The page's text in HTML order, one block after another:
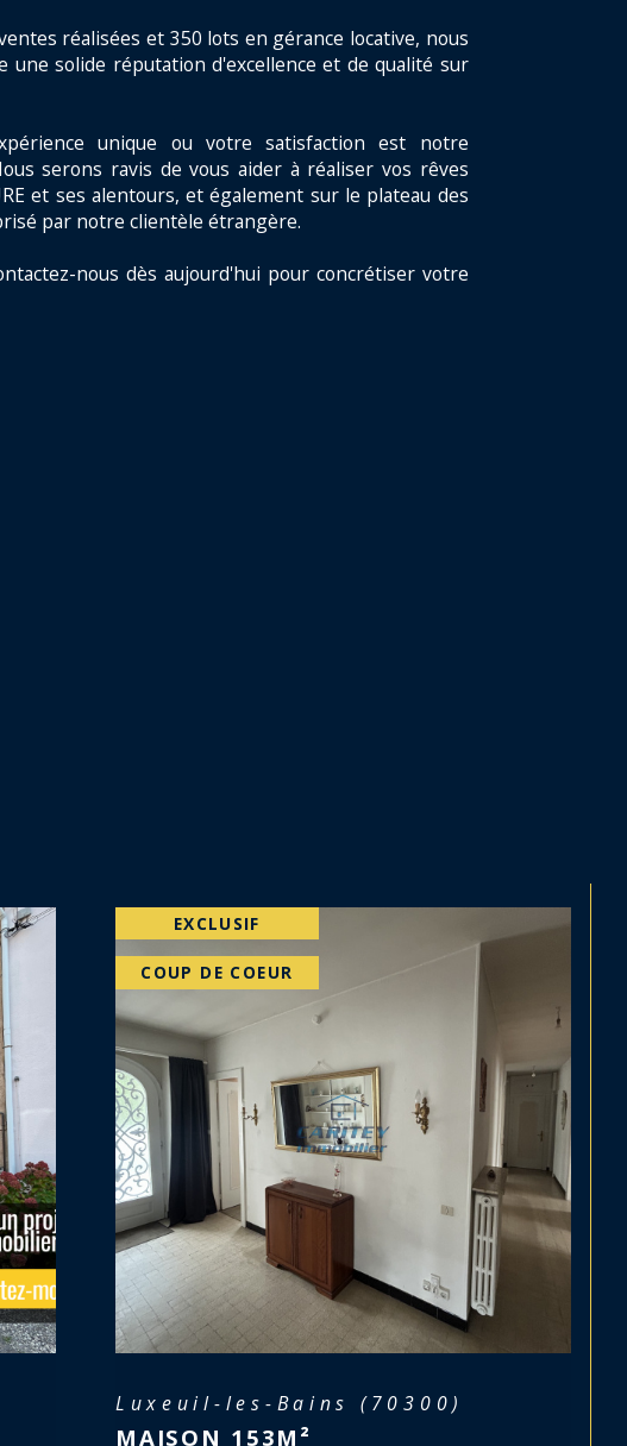
réalisées et 350 lots en gérance locative, nous
une solide réputation d'excellence et de qualité sur
unique ou votre satisfaction est notre
serons ravis de vous aider à réaliser vos rêves
et ses alentours, et également sur le plateau des
par notre clientèle étrangère.
nous dès aujourd'hui pour concrétiser votre
VENDU
Ternuay-Melay-et-Saint-Hilaire
(70270)